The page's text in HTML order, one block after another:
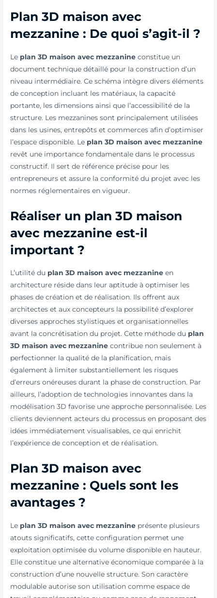
Plan 3D maison avec
mezzanine : De quoi s’agit-il ?
Le plan 3D maison avec mezzanine constitue un
document technique détaillé pour la construction d’un
niveau intermédiaire. Ce schéma intègre divers éléments
de conception incluant les matériaux, la capacité
portante, les dimensions ainsi que l’accessibilité de la
structure. Les mezzanines sont principalement utilisées
dans les usines, entrepôts et commerces afin d’optimiser
l’espace disponible. Le plan 3D maison avec mezzanine
revêt une importance fondamentale dans le processus
constructif. Il sert de référence précise pour les
entrepreneurs et assure la conformité du projet avec les
normes réglementaires en vigueur.
Réaliser un plan 3D maison
avec mezzanine est-il
important ?
L’utilité du plan 3D maison avec mezzanine en
architecture réside dans leur aptitude à optimiser les
phases de création et de réalisation. Ils offrent aux
architectes et aux concepteurs la possibilité d’explorer
diverses approches stylistiques et organisationnelles
avant la concrétisation du projet. Cette méthode du plan
3D maison avec mezzanine contribue non seulement à
perfectionner la qualité de la planification, mais
également à limiter substantiellement les risques
d’erreurs onéreuses durant la phase de construction. Par
ailleurs, l’adoption de technologies innovantes dans la
modélisation 3D favorise une approche personnalisée. Les
clients deviennent acteurs du processus en proposant des
idées immédiatement visualisables, ce qui enrichit
l’expérience de conception et de réalisation.
Plan 3D maison avec
mezzanine : Quels sont les
avantages ?
Le plan 3D maison avec mezzanine présente plusieurs
atouts significatifs, cette configuration permet une
exploitation optimisée du volume disponible en hauteur.
Elle constitue une alternative économique comparée à la
construction d’une nouvelle structure. Son caractère
modulable autorise son utilisation comme espace de